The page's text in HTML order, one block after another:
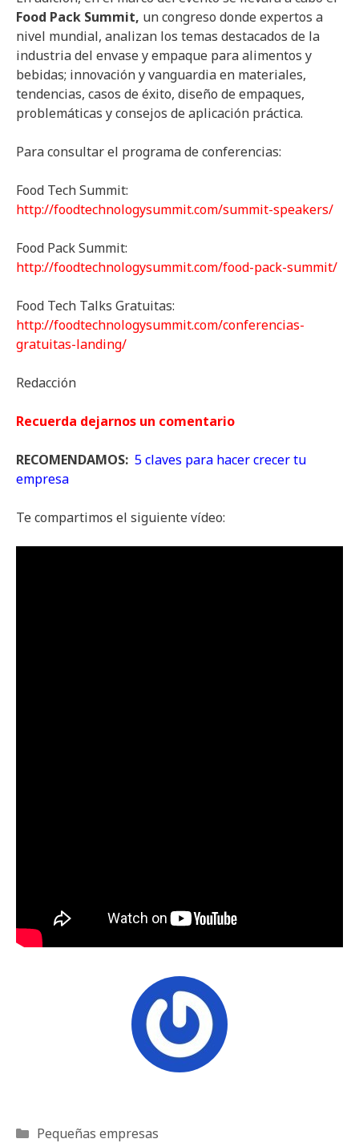
Food Pack Summit, un congreso donde expertos a
nivel mundial, analizan los temas destacados de la
industria del envase y empaque para alimentos y
bebidas; innovación y vanguardia en materiales,
tendencias, casos de éxito, diseño de empaques,
problemáticas y consejos de aplicación práctica.
Para consultar el programa de conferencias:
Food Tech Summit:
http://foodtechnologysummit.com/summit-speakers/
Food Pack Summit:
http://foodtechnologysummit.com/food-pack-summit/
Food Tech Talks Gratuitas:
http://foodtechnologysummit.com/conferencias-
gratuitas-landing/
Redacción
Recuerda dejarnos un comentario
RECOMENDAMOS: 5 claves para hacer crecer tu
empresa
Te compartimos el siguiente vídeo:
Categorías
Pequeñas empresas